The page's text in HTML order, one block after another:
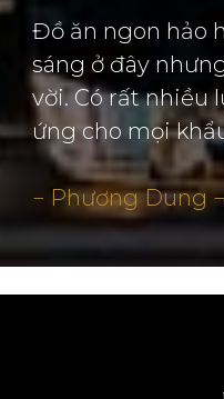
Đồ ăn ngon hảo
sáng ở đây
vời. Có rất nhiều
ứng cho mọi
− Phương Dung −